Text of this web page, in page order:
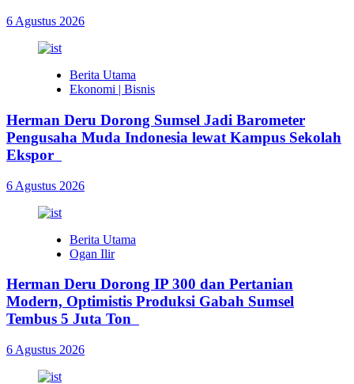
6 Agustus 2026
Berita Utama
Ekonomi | Bisnis
Herman Deru Dorong Sumsel Jadi Barometer
Pengusaha Muda Indonesia lewat Kampus Sekolah
Ekspor
6 Agustus 2026
Berita Utama
Ogan Ilir
Herman Deru Dorong IP 300 dan Pertanian
Modern, Optimistis Produksi Gabah Sumsel
Tembus 5 Juta Ton
6 Agustus 2026